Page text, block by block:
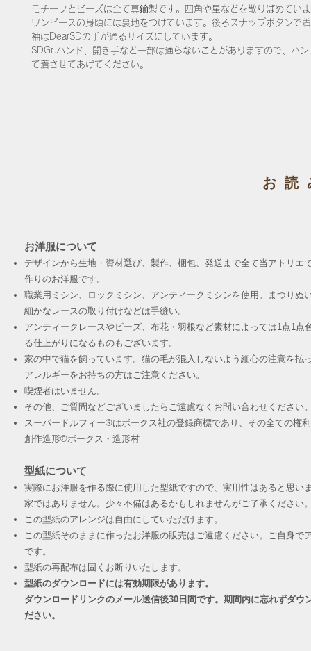
モチーフとビーズは全て真鍮製です。四角や星などを散りばめてい
ワンピースの身頃には裏地をつけています。後ろスナップボタンで
袖はDearSDの手が通るサイズにしています。
​SDGr.ハンド、開き手など一部は通らないことがありますので、ハ
て着させてあげてください。
お読
お洋服について
デザインから生地・資材選び、製作、梱包、発送まで全て当アトリエ
作りのお洋服です。
職業用ミシン、ロックミシン、アンティークミシンを使用。まつりぬ
細かなレースの取り付けなどは手縫い。
アンティークレースやビーズ、布花・羽根など素材によっては1点1点
る仕上がりになるものもございます。
家の中で猫を飼っています。猫の毛が混入しないよう細心の注意を払
アレルギーをお持ちの方はご注意ください。
喫煙者はいません。
その他、ご質問などございましたらご遠慮なくお問い合わせください
スーパードルフィー®︎はボークス社の登録商標であり、その全ての権
創作造形©︎ボークス・造形村
型紙について
実際にお洋服を作る際に使用した型紙ですので、実用性はあると思い
家ではありません。少々不備はあるかもしれませんがご了承ください
この型紙のアレンジは自由にしていただけます。
この型紙そのままに作ったお洋服の販売はご遠慮ください。ご自身で
です。
​型紙の再配布は固くお断りいたします。
型紙のダウンロードには有効期限があります。
ダウンロードリンクのメール送信後30日間です。期間内に忘れずダウ
ださい。